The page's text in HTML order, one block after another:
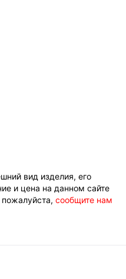
вид изделия, его
и цена на данном сайте
сообщите нам